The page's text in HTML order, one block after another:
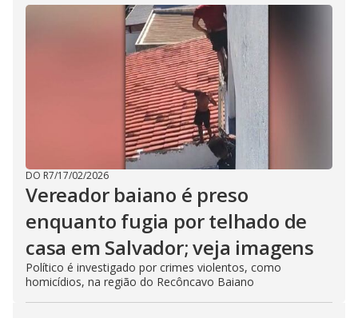
DO R7/17/02/2026
Vereador baiano é preso
enquanto fugia por telhado de
casa em Salvador; veja imagens
Político é investigado por crimes violentos, como
homicídios, na região do Recôncavo Baiano